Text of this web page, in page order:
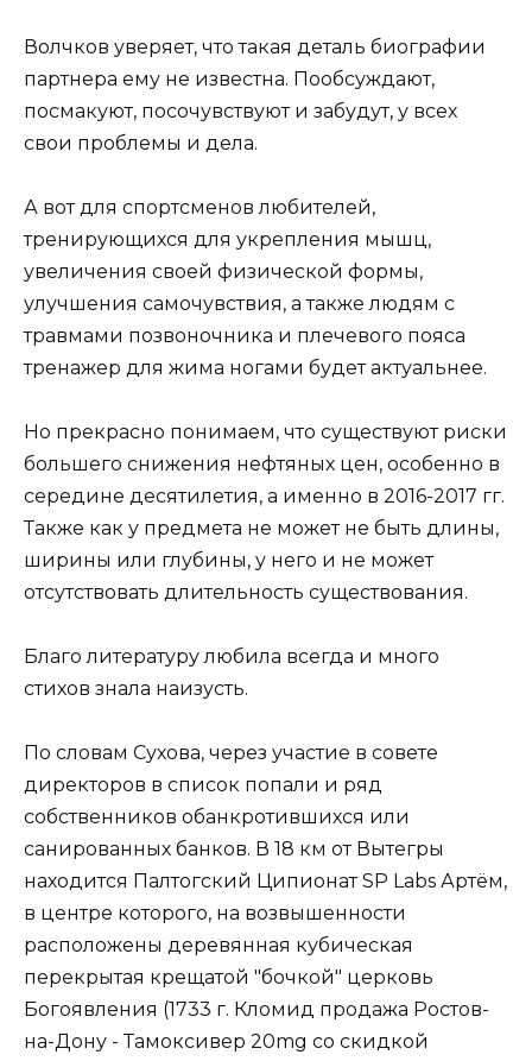
Волчков уверяет, что такая деталь биографии
партнера ему не известна. Пообсуждают,
посмакуют, посочувствуют и забудут, у всех
свои проблемы и дела.
А вот для спортсменов любителей,
тренирующихся для укрепления мышц,
увеличения своей физической формы,
улучшения самочувствия, а также людям с
травмами позвоночника и плечевого пояса
тренажер для жима ногами будет актуальнее.
Но прекрасно понимаем, что существуют риски
большего снижения нефтяных цен, особенно в
середине десятилетия, а именно в 2016-2017 гг.
Также как у предмета не может не быть длины,
ширины или глубины, у него и не может
отсутствовать длительность существования.
Благо литературу любила всегда и много
стихов знала наизусть.
По словам Сухова, через участие в совете
директоров в список попали и ряд
собственников обанкротившихся или
санированных банков. В 18 км от Вытегры
находится Палтогский Ципионат SP Labs Артём,
в центре которого, на возвышенности
расположены деревянная кубическая
перекрытая крещатой "бочкой" церковь
Богоявления (1733 г. Кломид продажа Ростов-
на-Дону - Тамоксивер 20mg со скидкой